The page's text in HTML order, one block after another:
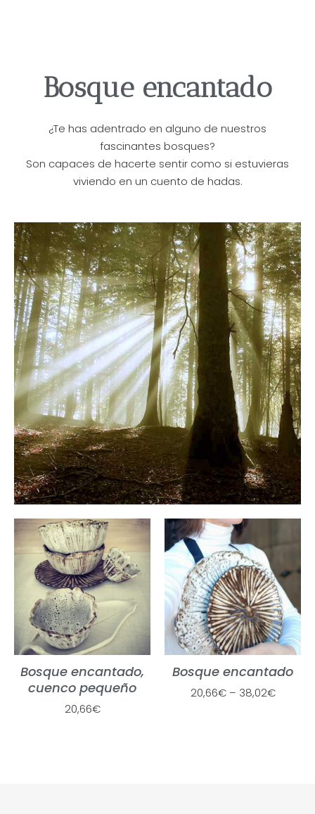
Bosque encantado
¿Te has adentrado en alguno de nuestros
fascinantes bosques?
Son capaces de hacerte sentir como si estuvieras
viviendo en un cuento de hadas.
Bosque encantado,
cuenco pequeño
20,66€
Bosque encantado
20,66€– 38,02€